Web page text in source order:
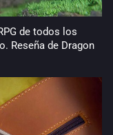
de todos los
Reseña de Dragon